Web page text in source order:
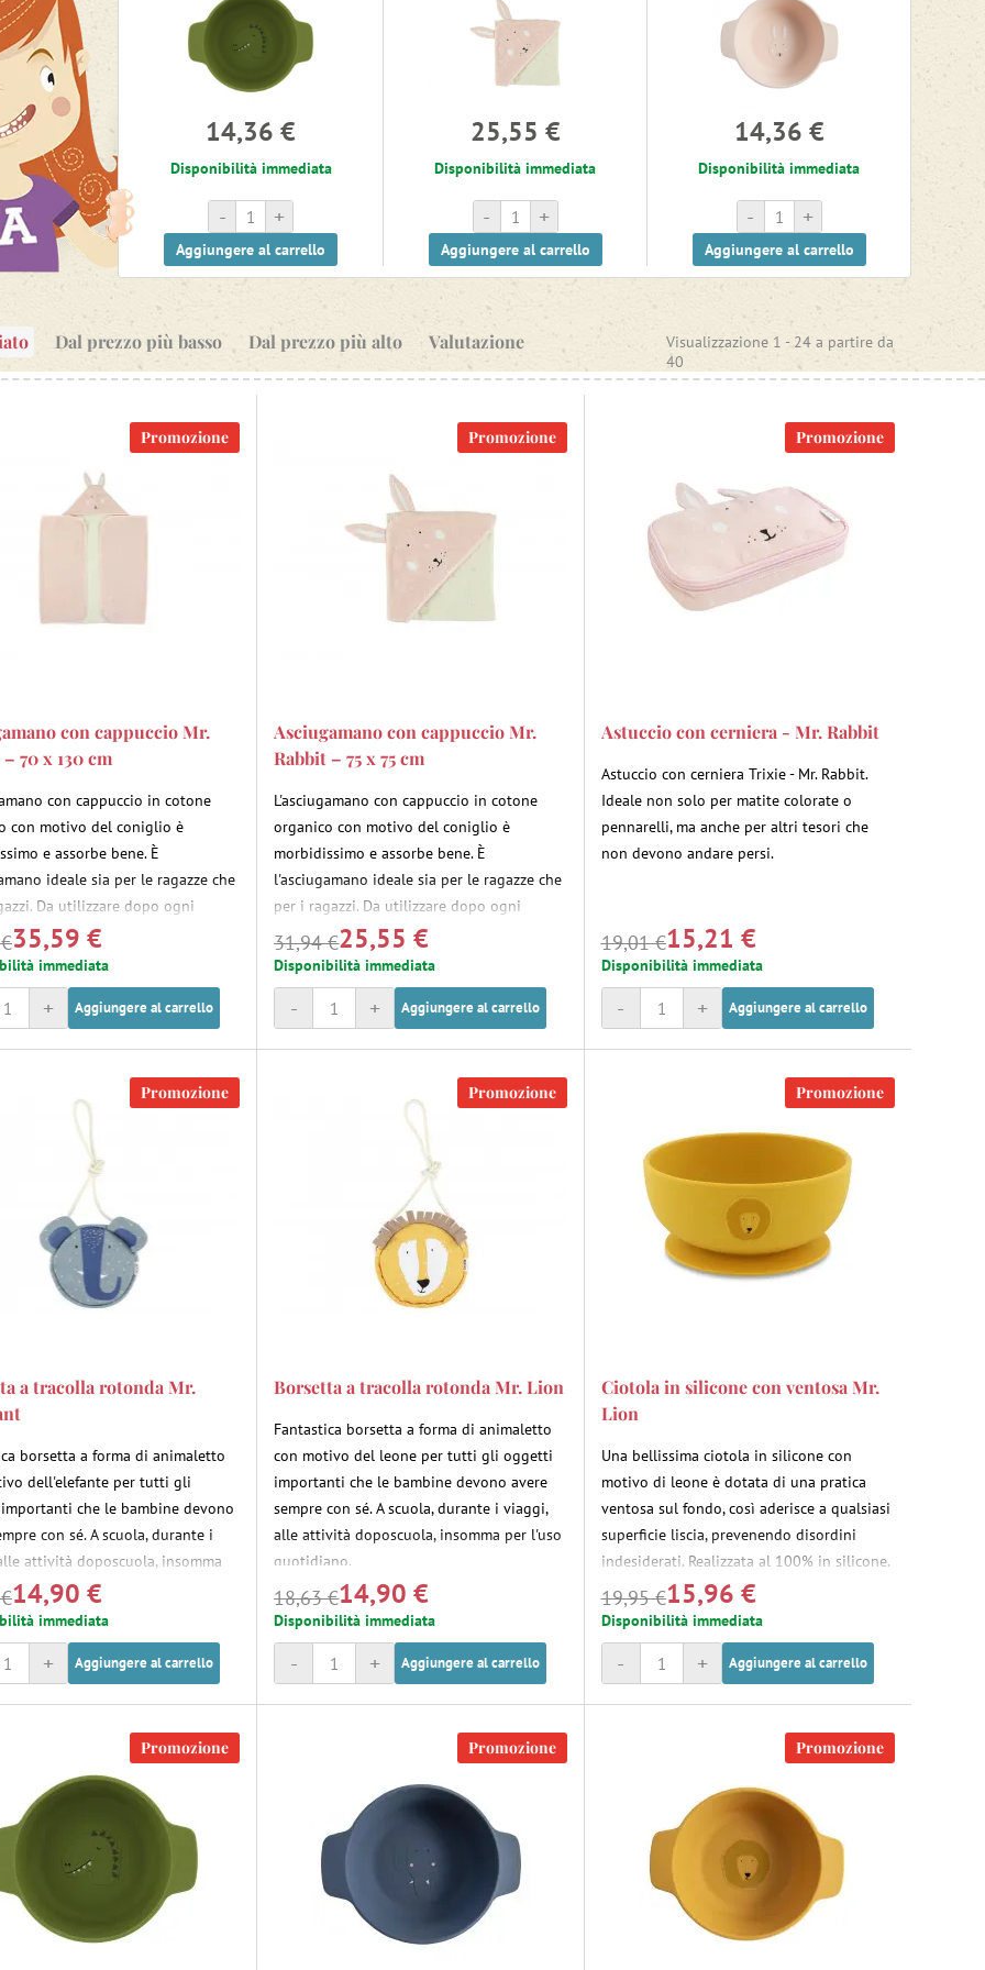
14,36 €
Disponibilità immediata
+
-
Aggiungere al carrello
25,55 €
Disponibilità immediata
+
-
Aggiungere al carrello
14,36 €
Disponibilità immediata
+
-
Aggiungere al carrello
Dal prezzo più basso Dal prezzo più alto Valutazione Visualizzazione 1 - 24 a partire da
40
Promozione
con cappuccio Mr.
70 x 130 cm
con cappuccio in cotone
con motivo del coniglio è
e assorbe bene. È
ideale sia per le ragazze che
Da utilizzare dopo ogni
nella vasca da bagno che in
35,59 €
immediata
+ Aggiungere al carrello
Promozione
Asciugamano con cappuccio Mr.
Rabbit – 75 x 75 cm
L'asciugamano con cappuccio in cotone
organico con motivo del coniglio è
morbidissimo e assorbe bene. È
l'asciugamano ideale sia per le ragazze che
per i ragazzi. Da utilizzare dopo ogni
bagno, sia nella vasca da bagno che in
piscina.
31,94 €25,55 €
Disponibilità immediata
+
- Aggiungere al carrello
Promozione
Astuccio con cerniera - Mr. Rabbit
Astuccio con cerniera Trixie - Mr. Rabbit.
Ideale non solo per matite colorate o
pennarelli, ma anche per altri tesori che
non devono andare persi.
19,01 €15,21 €
Disponibilità immediata
+
- Aggiungere al carrello
Promozione
a tracolla rotonda Mr.
borsetta a forma di animaletto
dell'elefante per tutti gli
che le bambine devono
con sé. A scuola, durante i
attività doposcuola, insomma
quotidiano.
14,90 €
immediata
+ Aggiungere al carrello
Promozione
Borsetta a tracolla rotonda Mr. Lion
Fantastica borsetta a forma di animaletto
con motivo del leone per tutti gli oggetti
importanti che le bambine devono avere
sempre con sé. A scuola, durante i viaggi,
alle attività doposcuola, insomma per l'uso
quotidiano.
18,63 €14,90 €
Disponibilità immediata
+
- Aggiungere al carrello
Promozione
Ciotola in silicone con ventosa Mr.
Lion
Una bellissima ciotola in silicone con
motivo di leone è dotata di una pratica
ventosa sul fondo, così aderisce a qualsiasi
superficie liscia, prevenendo disordini
indesiderati. Realizzata al 100% in silicone.
19,95 €15,96 €
Disponibilità immediata
+
- Aggiungere al carrello
Promozione Promozione Promozione